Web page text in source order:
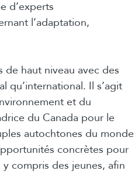
d’experts
l’adaptation,
de haut niveau avec des
qu’international. Il s’agit
et du
du Canada pour le
autochtones du monde
concrètes pour
compris des jeunes, afin